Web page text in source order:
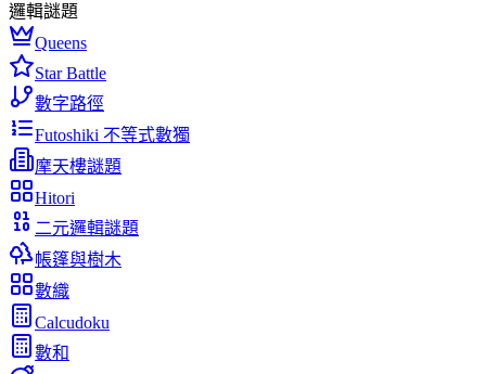
邏輯謎題
Queens
Star Battle
數字路徑
Futoshiki 不等式數獨
摩天樓謎題
Hitori
二元邏輯謎題
帳篷與樹木
數織
Calcudoku
數和